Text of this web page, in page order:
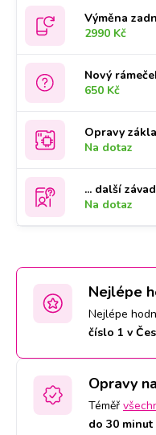
Výměna
2990 Kč
Nový
650 Kč
Opravy
Na dotaz
... další
Na dotaz
Nejlépe
Nejlépe
číslo 1 v
Opravy
Téměř
do 30